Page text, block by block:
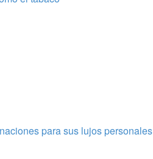
para sus lujos personales